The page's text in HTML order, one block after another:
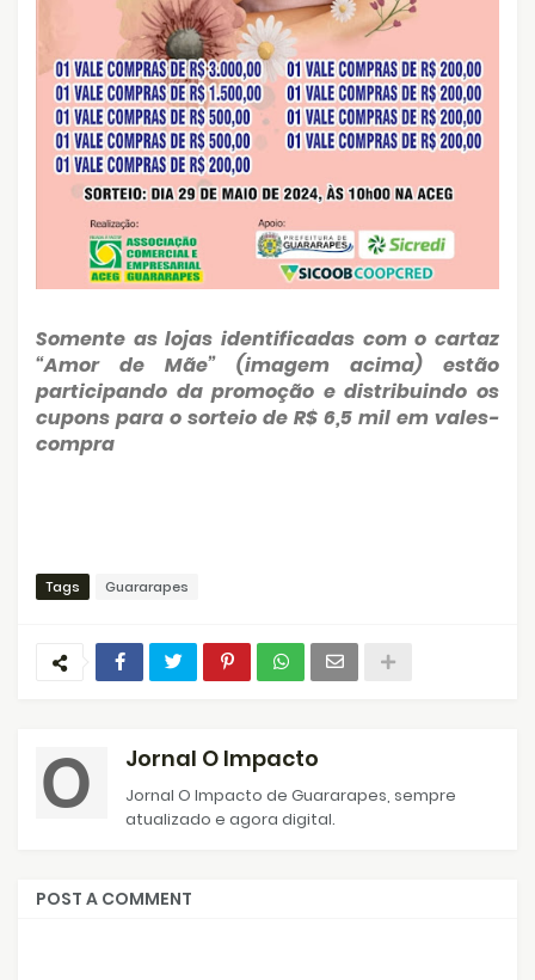
Somente as lojas identificadas com o cartaz
“Amor de Mãe” (imagem acima) estão
participando da promoção e distribuindo os
cupons para o sorteio de R$ 6,5 mil em vales-
compra
Tags Guararapes
Jornal O Impacto
Jornal O Impacto de Guararapes, sempre
atualizado e agora digital.
POST A COMMENT